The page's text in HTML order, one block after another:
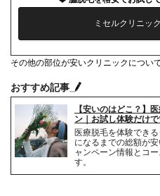
ミセルクリニッ
その他の部位が安いクリニックについ
おすすめ記事
【安いのはどこ？】
ン｜お試し体験だけ
医療脱毛を体験でき
になるまでの総額が
ャンペーン情報とコ
す。